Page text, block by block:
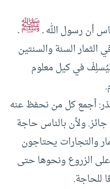
أن رسول الله ـﷺـ
السنة والسنتين
في كيل معلوم
أجمع كل من نحفظ عنه
ولأن بالناس حاجة
والتجارات يحتاجون
على الزروع ونحوها حتى
للحاجة.